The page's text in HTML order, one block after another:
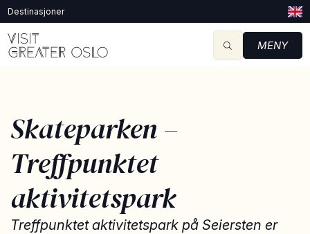
Destinasjoner
MENY
Skateparken –
Treffpunktet
aktivitetspark
Treffpunktet aktivitetspark på Seiersten er